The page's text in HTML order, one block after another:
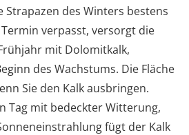
Strapazen des Winters bestens
verpasst, versorgt die
mit Dolomitkalk,
des Wachstums. Die Fläche
Sie den Kalk ausbringen.
Tag mit bedeckter Witterung,
fügt der Kalk